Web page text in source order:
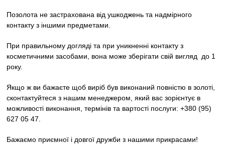
Позолота не застрахована від ушкоджень та надмірного
контакту з іншими предметами.
При правильному догляді та при уникненні контакту з
косметичними засобами, вона може зберігати свій вигляд до 1
року.
Якщо ж ви бажаєте щоб виріб був виконаний повністю в золоті,
сконтактуйтеся з нашим менеджером, який вас зорієнтує в
можливості виконання, термінів та вартості послуги: +380 (95)
627 05 47.
Бажаємо приємної і довгої дружби з нашими прикрасами!